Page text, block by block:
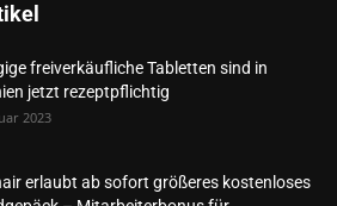
freiverkäufliche Tabletten sind in
jetzt rezeptpflichtig
2023
erlaubt ab sofort größeres kostenloses